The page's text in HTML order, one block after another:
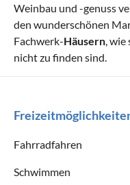
Weinbau und -genuss
den wunderschönen
Fachwerk-Häusern ,
nicht zu finden sind.
Fahrradfahren
Schwimmen